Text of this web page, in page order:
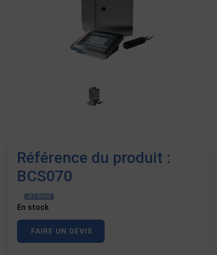
Référence du produit :
BCS070
JET DÉVIÉ
En stock
FAIRE UN DEVIS